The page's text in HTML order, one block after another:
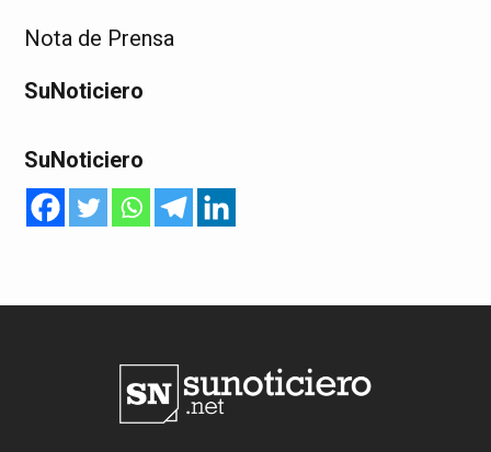
Nota de Prensa
SuNoticiero
SuNoticiero